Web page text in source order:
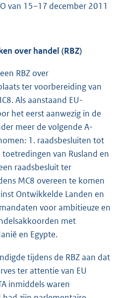
van 15–17 december 2011
over handel (RBZ)
RBZ over
ter voorbereiding van
Als aanstaand EU-
het eerst aanwezig in de
meer de volgende A-
1. raadsbesluiten tot
van Rusland en
raadsbesluit ter
MC8 overeen te komen
Ontwikkelde Landen en
voor ambitieuze en
met
en Egypte.
tijdens de RBZ aan dat
ter attentie van EU
inmiddels waren